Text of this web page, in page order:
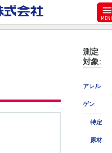
測定
対象:
アレル
ゲン
特定
原材